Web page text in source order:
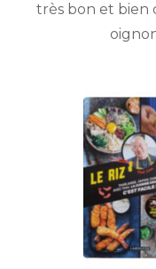
très bon et bien